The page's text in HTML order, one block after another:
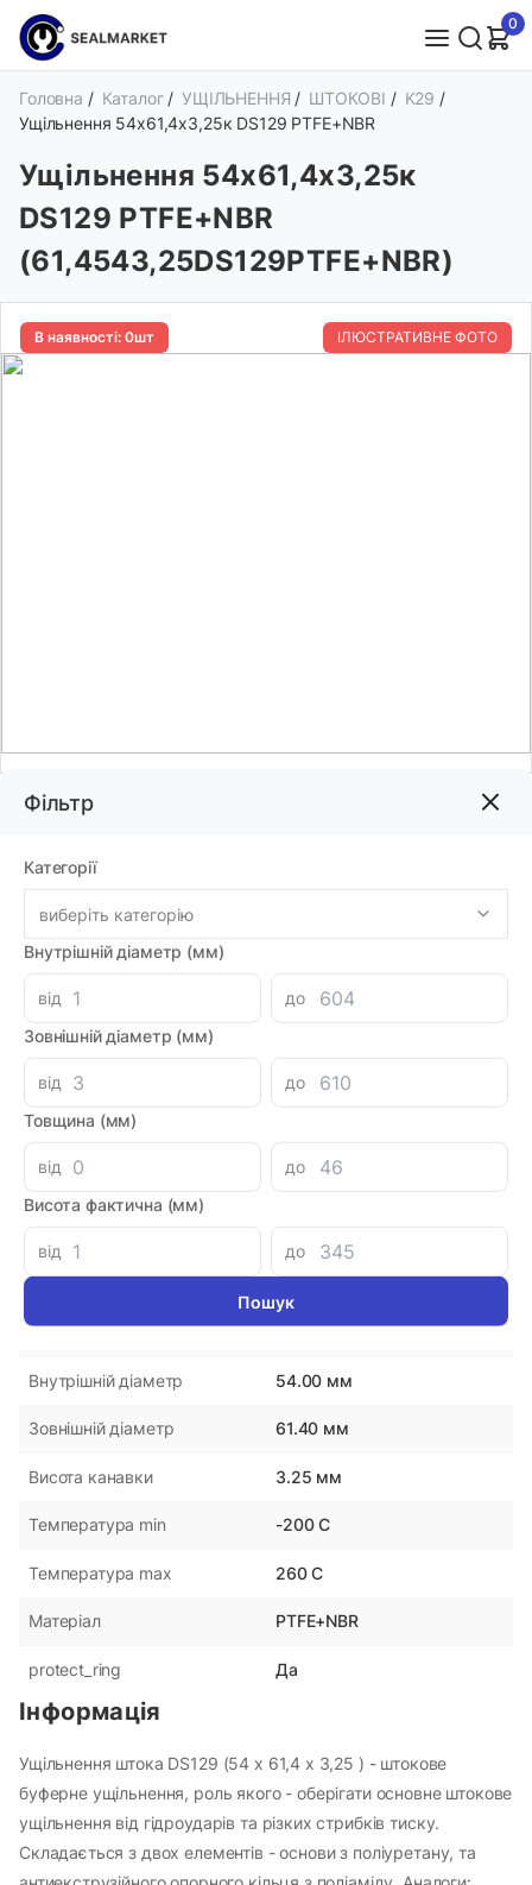
0
Фільтр
Категорії
виберіть категорію
Внутрішній діаметр (мм)
від
до
Зовнішній діаметр (мм)
від
до
Товщина (мм)
від
до
Висота фактична (мм)
від до
Головна / Каталог /УЩІЛЬНЕННЯ / ШТОКОВІ / K29 /
Ущільнення 54х61,4х3,25к DS129 PTFE+NBR
Ущільнення 54х61,4х3,25к
DS129 PTFE+NBR
(61,4543,25DS129PTFE+NBR)
В наявності: 0шт ІЛЮСТРАТИВНЕ ФОТО
Код товару:
559.42грн
В корзину
Знайшли дешевше?
489.49 при замовленні на загальну сумму 1000 грн.
Параметри
Виробник
Країна-виробник Україна
Внутрішній діаметр 54.00 мм
Зовнішній діаметр 61.40 мм
Висота канавки 3.25 мм
Температура min -200 С
Температура max 260 С
Матеріал PTFE+NBR
protect_ring Да
Інформація
Ущільнення штока DS129 (54 х 61,4 х 3,25 ) - штокове
буферне ущільнення, роль якого - оберігати основне штокове
ущільнення від гідроударів та різких стрибків тиску.
Складається з двох елементів - основи з поліуретану, та